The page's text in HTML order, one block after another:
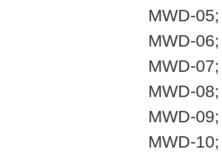
MWD-
MWD-
MWD-
MWD-
MWD-
MWD-